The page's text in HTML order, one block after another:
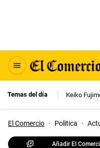
Temas del día Keiko
El Comercio · Politica ·
Añadir El